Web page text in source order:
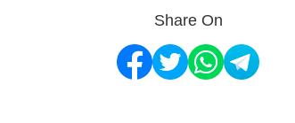
Share On